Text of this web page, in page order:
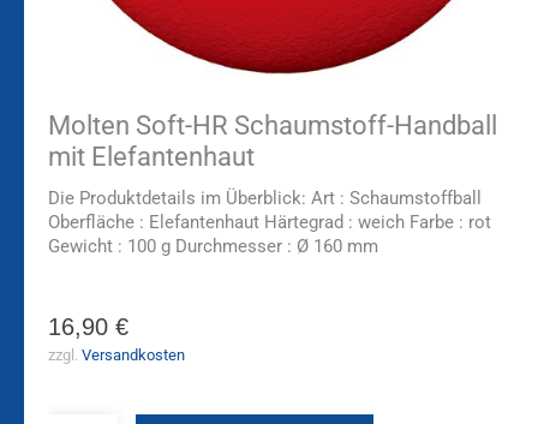
Molten Soft-HR Schaumstoff-Handball
mit Elefantenhaut
Die Produktdetails im Überblick: Art : Schaumstoffball
Oberfläche : Elefantenhaut Härtegrad : weich Farbe : rot
Gewicht : 100 g Durchmesser : Ø 160 mm
16,90 €
zzgl. Versandkosten